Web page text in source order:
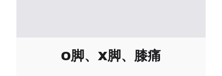
O脚、X脚、膝痛